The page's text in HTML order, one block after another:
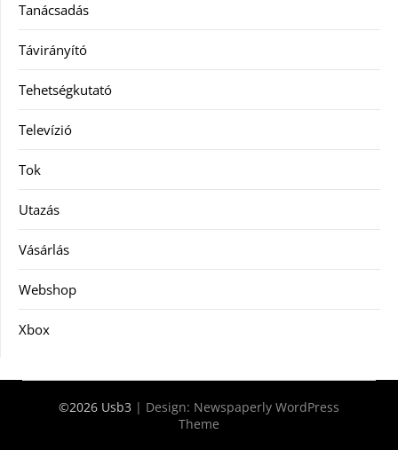
Tanácsadás
Távirányító
Tehetségkutató
Televízió
Tok
Utazás
Vásárlás
Webshop
Xbox
©2026 Usb3 | Design: Newspaperly WordPress
Theme